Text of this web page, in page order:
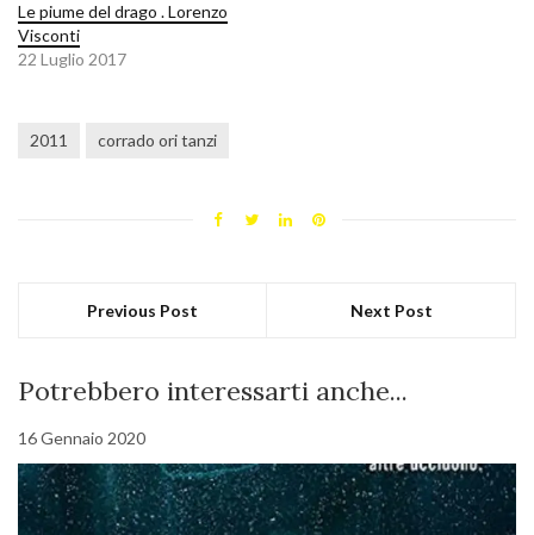
Le piume del drago . Lorenzo
Visconti
22 Luglio 2017
2011 corrado ori tanzi
Previous Post Next Post
Potrebbero interessarti anche...
16 Gennaio 2020